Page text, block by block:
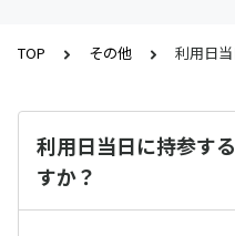
TOP その他 利用日
利用日当日に持参す
すか？